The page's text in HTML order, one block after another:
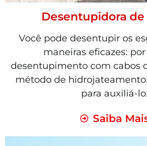
Desentupidora
Você pode desentupir os
maneiras eficazes:
desentupimento com cabos
método de
para auxiliá-lo.
Saiba